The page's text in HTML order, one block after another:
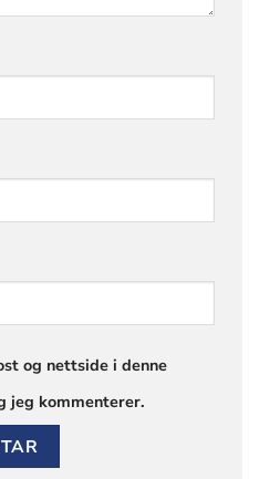
og nettside i denne
jeg kommenterer.